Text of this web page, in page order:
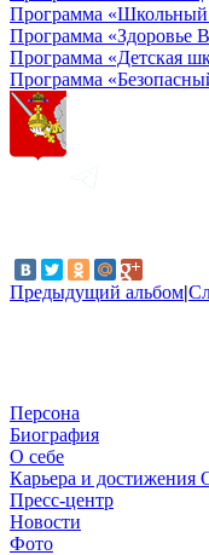
Программа «Школьный
Программа «Здоровье
Программа «Детская
Программа
Предыдущий альбом|
Персона
Биография
О себе
Карьера и достижения
Пресс-центр
Новости
Фото